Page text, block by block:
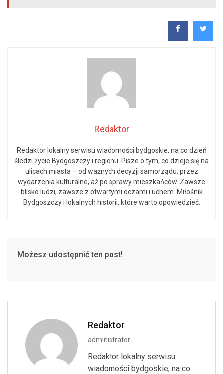
Redaktor
Redaktor lokalny serwisu wiadomości bydgoskie, na co dzień
śledzi życie Bydgoszczy i regionu. Pisze o tym, co dzieje się na
ulicach miasta – od ważnych decyzji samorządu, przez
wydarzenia kulturalne, aż po sprawy mieszkańców. Zawsze
blisko ludzi, zawsze z otwartymi oczami i uchem. Miłośnik
Bydgoszczy i lokalnych historii, które warto opowiedzieć.
Możesz udostępnić ten post!
Redaktor
administrator
Redaktor lokalny serwisu
wiadomości bydgoskie, na co